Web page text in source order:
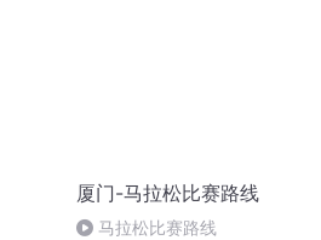
厦门-马拉松比赛路线
马拉松比赛路线